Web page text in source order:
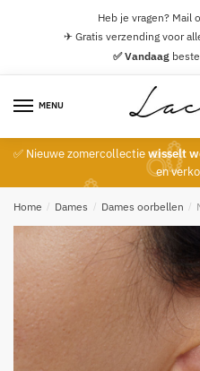
Heb je vragen? Mail
✈ Gratis verzending voor
✅ Vandaag
MENU
✅ Nieuwe zomercollectiewisselt
en
Home / Dames / Dames oorbellen /